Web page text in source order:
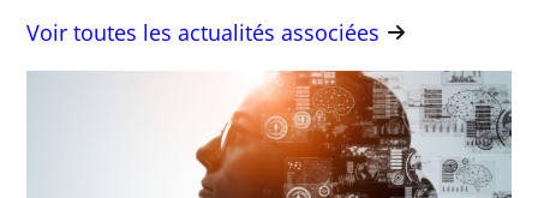
Voir toutes les actualités associées